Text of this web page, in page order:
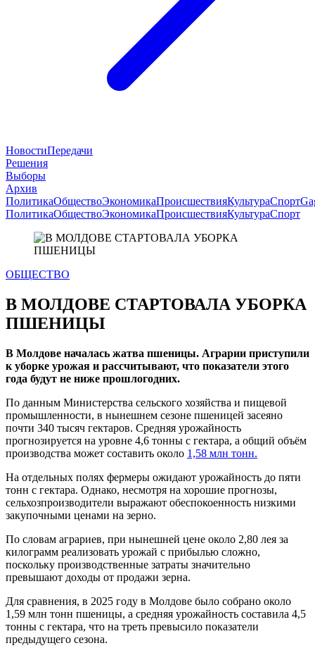
НовостиПередачи
Решения
Выборы
Архив
ПолитикаОбществоЭкономикаПроисшествияКультураСпорт
ПолитикаОбществоЭкономикаПроисшествияКультураСпорт
ОБЩЕСТВО
В МОЛДОВЕ СТАРТОВАЛА УБОРКА
ПШЕНИЦЫ
В Молдове началась жатва пшеницы. Аграрии приступили
к уборке урожая и рассчитывают, что показатели этого
года будут не ниже прошлогодних.
По данным Министерства сельского хозяйства и пищевой
промышленности, в нынешнем сезоне пшеницей засеяно
почти 340 тысяч гектаров. Средняя урожайность
прогнозируется на уровне 4,6 тонны с гектара, а общий объём
производства может составить около 1,58 млн тонн.
На отдельных полях фермеры ожидают урожайность до пяти
тонн с гектара. Однако, несмотря на хорошие прогнозы,
сельхозпроизводители выражают обеспокоенность низкими
закупочными ценами на зерно.
По словам аграриев, при нынешней цене около 2,80 лея за
килограмм реализовать урожай с прибылью сложно,
поскольку производственные затраты значительно
превышают доходы от продажи зерна.
Для сравнения, в 2025 году в Молдове было собрано около
1,59 млн тонн пшеницы, а средняя урожайность составила 4,5
тонны с гектара, что на треть превысило показатели
предыдущего сезона.